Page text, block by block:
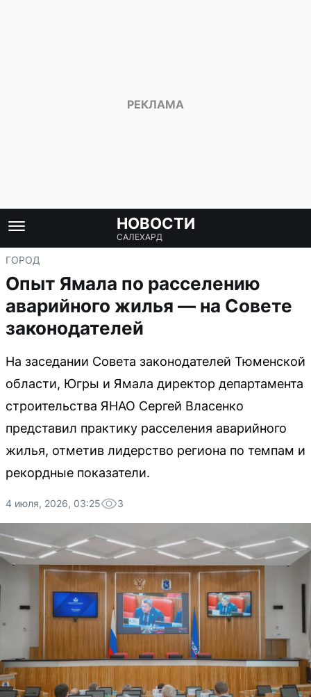
НОВОСТИ
САЛЕХАРД
ГОРОД
Опыт Ямала по расселению
аварийного жилья — на Совете
законодателей
На заседании Совета законодателей Тюменской
области, Югры и Ямала директор департамента
строительства ЯНАО Сергей Власенко
представил практику расселения аварийного
жилья, отметив лидерство региона по темпам и
рекордные показатели.
4 июля, 2026, 03:25 3